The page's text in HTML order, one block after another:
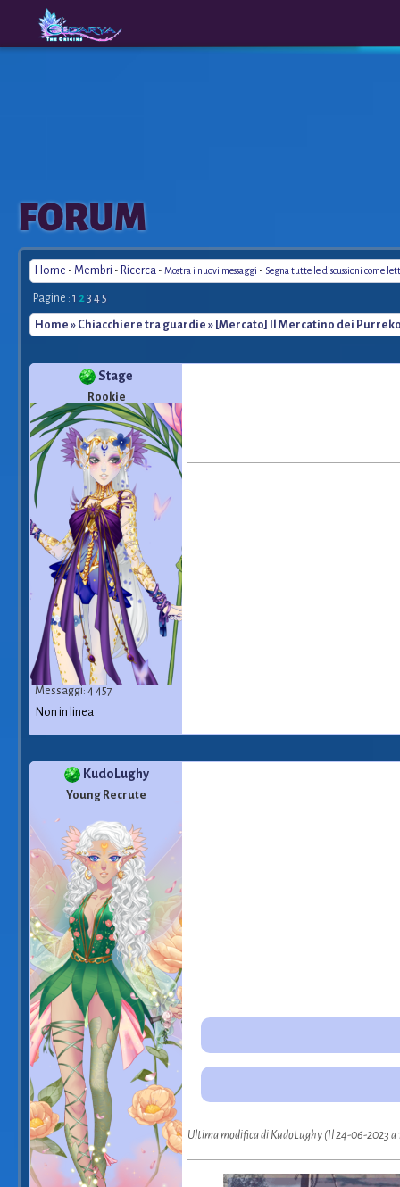
The
Origins
FORUM
Home - Membri - Ricerca - Mostra i nuovi messaggi - Segna tutte le discussioni come
Pagine : 1 23 45
Home » Chiacchiere tra guardie » [Mercato] Il Mercatino dei
Stage
Rookie
Messaggi: 4 457
Non in linea
KudoLughy
Young Recrute
Ultima modifica di KudoLughy (Il 24-06-2023 a